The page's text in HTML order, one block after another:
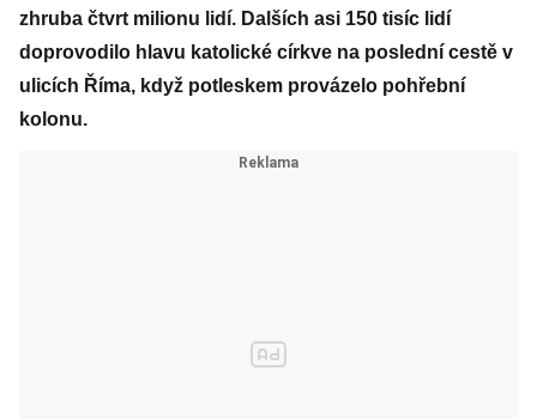
zhruba čtvrt milionu lidí. Dalších asi 150 tisíc lidí
doprovodilo hlavu katolické církve na poslední cestě v
ulicích Říma, když potleskem provázelo pohřební
kolonu.